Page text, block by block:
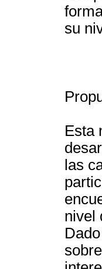
su
Esta
las
nivel